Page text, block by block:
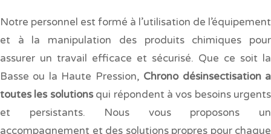
Notre personnel est formé à l’utilisation de l’équipement
et à la manipulation des produits chimiques pour
assurer un travail efficace et sécurisé. Que ce soit la
Basse ou la Haute Pression, Chrono désinsectisation a
toutes les solutionsqui répondent à vos besoins urgents
et persistants. Nous vous proposons un
accompagnement et des solutions propres pour chaque